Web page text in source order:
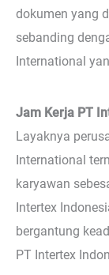
dokumen yang
sebanding
International
Jam Kerja PT
Layaknya
International
karyawan
Intertex
bergantung
PT Intertex